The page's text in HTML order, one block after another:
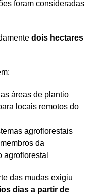
foram consideradas
dois hectares
áreas de plantio
locais remotos do
agroflorestais
da
agroflorestal
das mudas exigiu
dias a partir de